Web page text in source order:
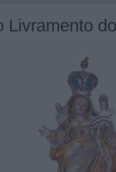
Livramento